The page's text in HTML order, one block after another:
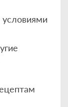
условиями